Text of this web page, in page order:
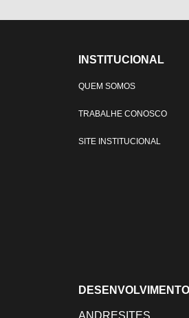
INSTITUCIONAL
QUEM SOMOS
TRABALHE CONOSCO
SITE INSTITUCIONAL
DESENVOLVIMENTO
ANDRESITES